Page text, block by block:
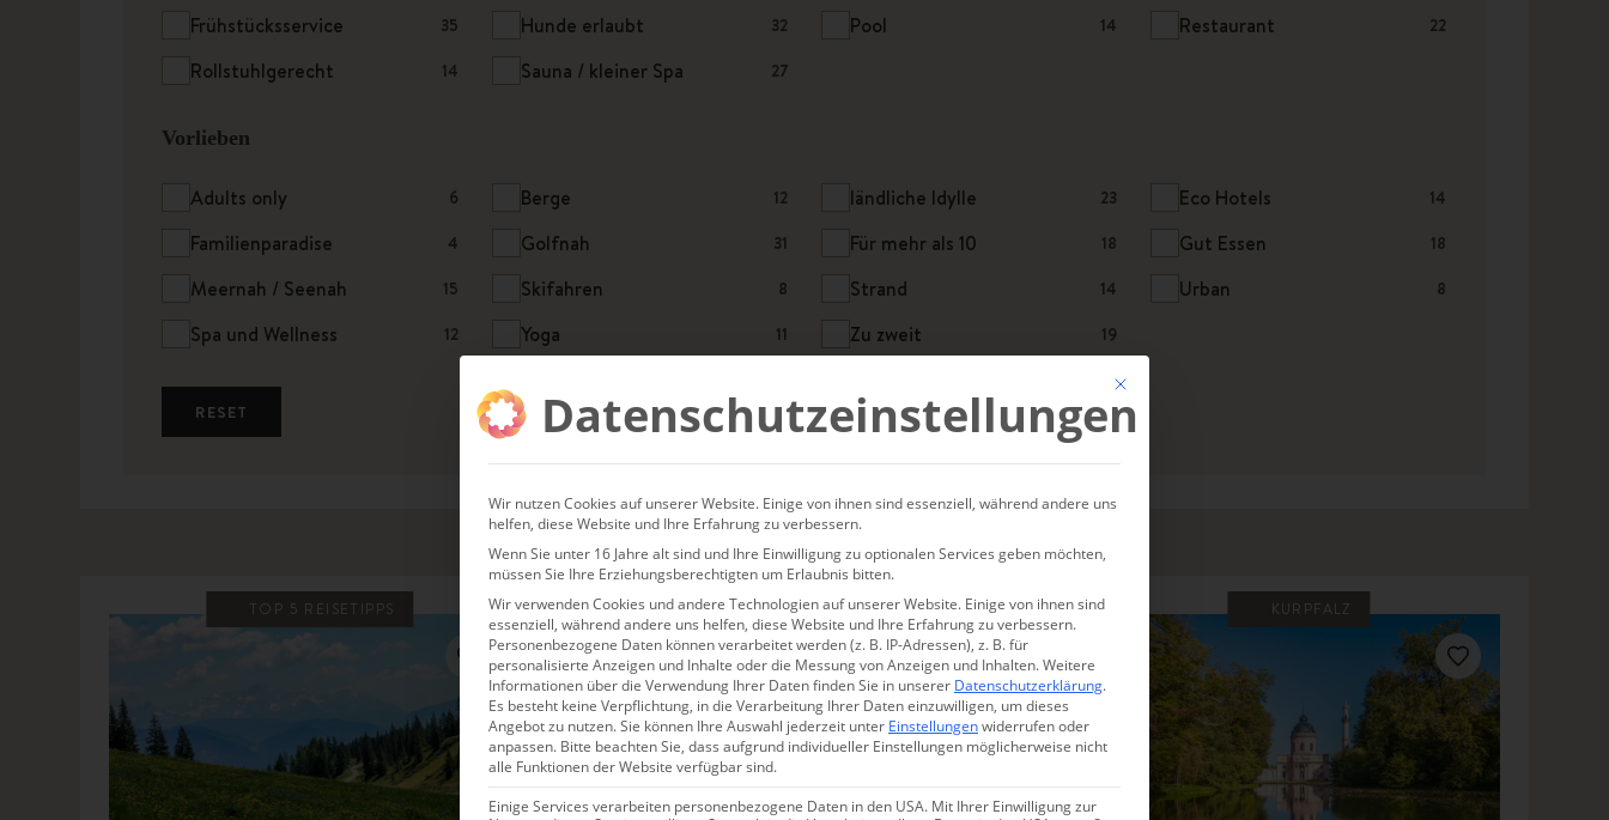
Frühstücksservice 35 Hunde erlaubt 32 Pool 14 Restaurant 22
Rollstuhlgerecht 14 Sauna / kleiner Spa 27
Vorlieben
Adults only 6 Berge 12 ländliche Idylle 23 Eco Hotels 14
Familienparadise 4 Golfnah 31 Für mehr als 10 18 Gut Essen 18
Meernah / Seenah 15 Skifahren 8 Strand 14 Urban 8
Spa und Wellness 12 Yoga 11 Zu zweit 19
RESET
TOP 5 REISETIPPS SCHEFFAU KURPFALZ
Mit diesem Button wird der Dialog geschlossen. Seine Funktionalität ist
Datenschutzeinstellungen
Wir nutzen Cookies auf unserer Website. Einige von ihnen sind essenziell, während andere uns
helfen, diese Website und Ihre Erfahrung zu verbessern.
Wenn Sie unter 16 Jahre alt sind und Ihre Einwilligung zu optionalen Services geben möchten,
müssen Sie Ihre Erziehungsberechtigten um Erlaubnis bitten.
Wir verwenden Cookies und andere Technologien auf unserer Website. Einige von ihnen sind
essenziell, während andere uns helfen, diese Website und Ihre Erfahrung zu verbessern.
Personenbezogene Daten können verarbeitet werden (z. B. IP-Adressen), z. B. für
personalisierte Anzeigen und Inhalte oder die Messung von Anzeigen und Inhalten.Weitere
Informationen über die Verwendung Ihrer Daten finden Sie in unserer Datenschutzerklärung.
Es besteht keine Verpflichtung, in die Verarbeitung Ihrer Daten einzuwilligen, um dieses
Angebot zu nutzen.Sie können Ihre Auswahl jederzeit unter Einstellungenwiderrufen oder
anpassen. Bitte beachten Sie, dass aufgrund individueller Einstellungen möglicherweise nicht
alle Funktionen der Website verfügbar sind.
Einige Services verarbeiten personenbezogene Daten in den USA. Mit Ihrer Einwilligung zur